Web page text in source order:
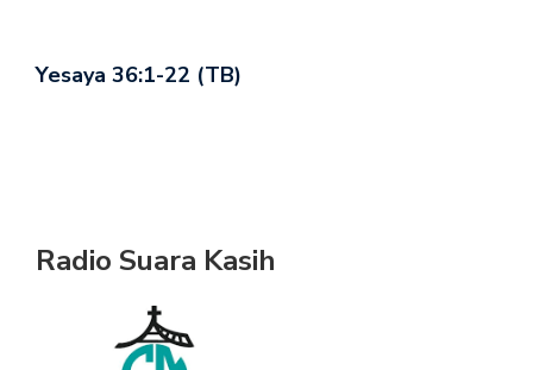
Yesaya 36:1-22 (TB)
Radio Suara Kasih